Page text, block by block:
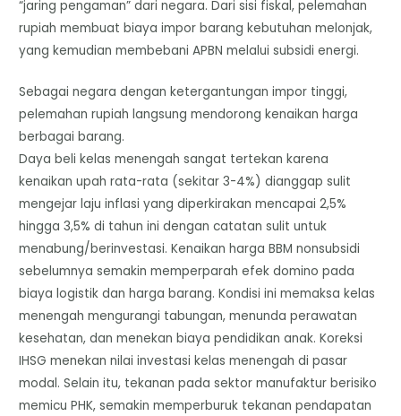
“jaring pengaman” dari negara. Dari sisi fiskal, pelemahan
rupiah membuat biaya impor barang kebutuhan melonjak,
yang kemudian membebani APBN melalui subsidi energi.
Sebagai negara dengan ketergantungan impor tinggi,
pelemahan rupiah langsung mendorong kenaikan harga
berbagai barang.
Daya beli kelas menengah sangat tertekan karena
kenaikan upah rata-rata (sekitar 3-4%) dianggap sulit
mengejar laju inflasi yang diperkirakan mencapai 2,5%
hingga 3,5% di tahun ini dengan catatan sulit untuk
menabung/berinvestasi. Kenaikan harga BBM nonsubsidi
sebelumnya semakin memperparah efek domino pada
biaya logistik dan harga barang. Kondisi ini memaksa kelas
menengah mengurangi tabungan, menunda perawatan
kesehatan, dan menekan biaya pendidikan anak. Koreksi
IHSG menekan nilai investasi kelas menengah di pasar
modal. Selain itu, tekanan pada sektor manufaktur berisiko
memicu PHK, semakin memperburuk tekanan pendapatan